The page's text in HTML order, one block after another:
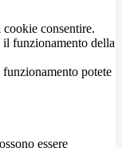
cookie consentire.
il funzionamento della
potete
essere